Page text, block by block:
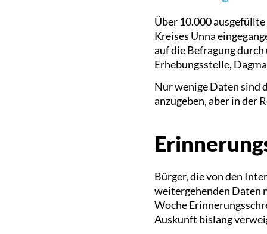
Über 10.000
Kreises Unna
auf die Befragung
Erhebungsstelle,
Nur wenige Daten sind
anzugeben, aber in der
Bürger, die von den
weitergehenden Daten
Woche
Auskunft bislang